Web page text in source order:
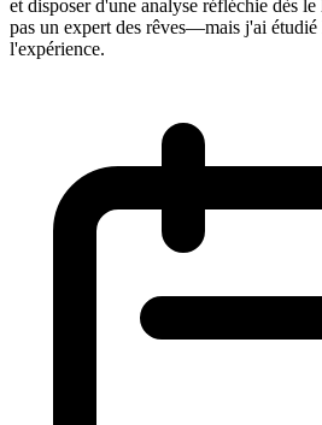
et disposer d'une analyse réfléchie dès
pas un expert des rêves—mais j'ai étudié
l'expérience.